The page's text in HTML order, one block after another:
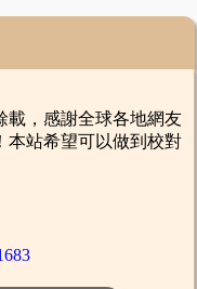
，感謝全球各地網友
本站希望可以做到校對